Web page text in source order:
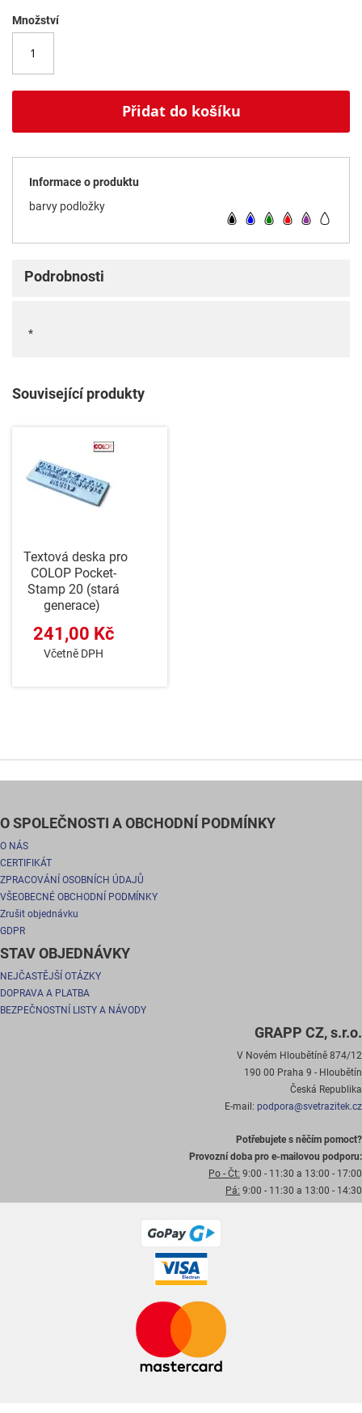
Množství
Přidat do košíku
Informace o produktu
barvy podložky
Podrobnosti
*
Související produkty
Textová deska pro
COLOP Pocket-
Stamp 20 (stará
generace)
241,00 Kč
Včetně DPH
O SPOLEČNOSTI A OBCHODNÍ PODMÍNKY
O NÁS
CERTIFIKÁT
ZPRACOVÁNÍ OSOBNÍCH ÚDAJŮ
VŠEOBECNÉ OBCHODNÍ PODMÍNKY
Zrušit objednávku
GDPR
STAV OBJEDNÁVKY
NEJČASTĚJŠÍ OTÁZKY
DOPRAVA A PLATBA
BEZPEČNOSTNÍ LISTY A NÁVODY
GRAPP CZ, s.r.o.
V Novém Hloubětíně 874/12
190 00 Praha 9 - Hloubětín
Česká Republika
E-mail: podpora@svetrazitek.cz
Potřebujete s něčím pomoct?
Provozní doba pro e-mailovou podporu:
Po - Čt: 9:00 - 11:30 a 13:00 - 17:00
Pá: 9:00 - 11:30 a 13:00 - 14:30